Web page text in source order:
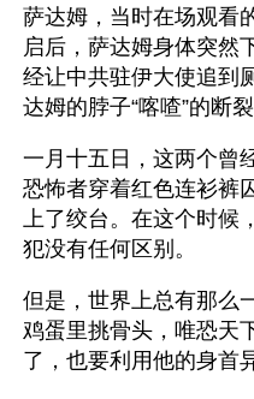
萨达姆，当时在场观看
启后，萨达姆身体突然
经让中共驻伊大使追到
达姆的脖子“喀喳”的断裂
一月十五日，这两个曾
恐怖者穿着红色连衫裤
上了绞台。在这个时候
犯没有任何区别。
但是，世界上总有那么
鸡蛋里挑骨头，唯恐天
了，也要利用他的身首